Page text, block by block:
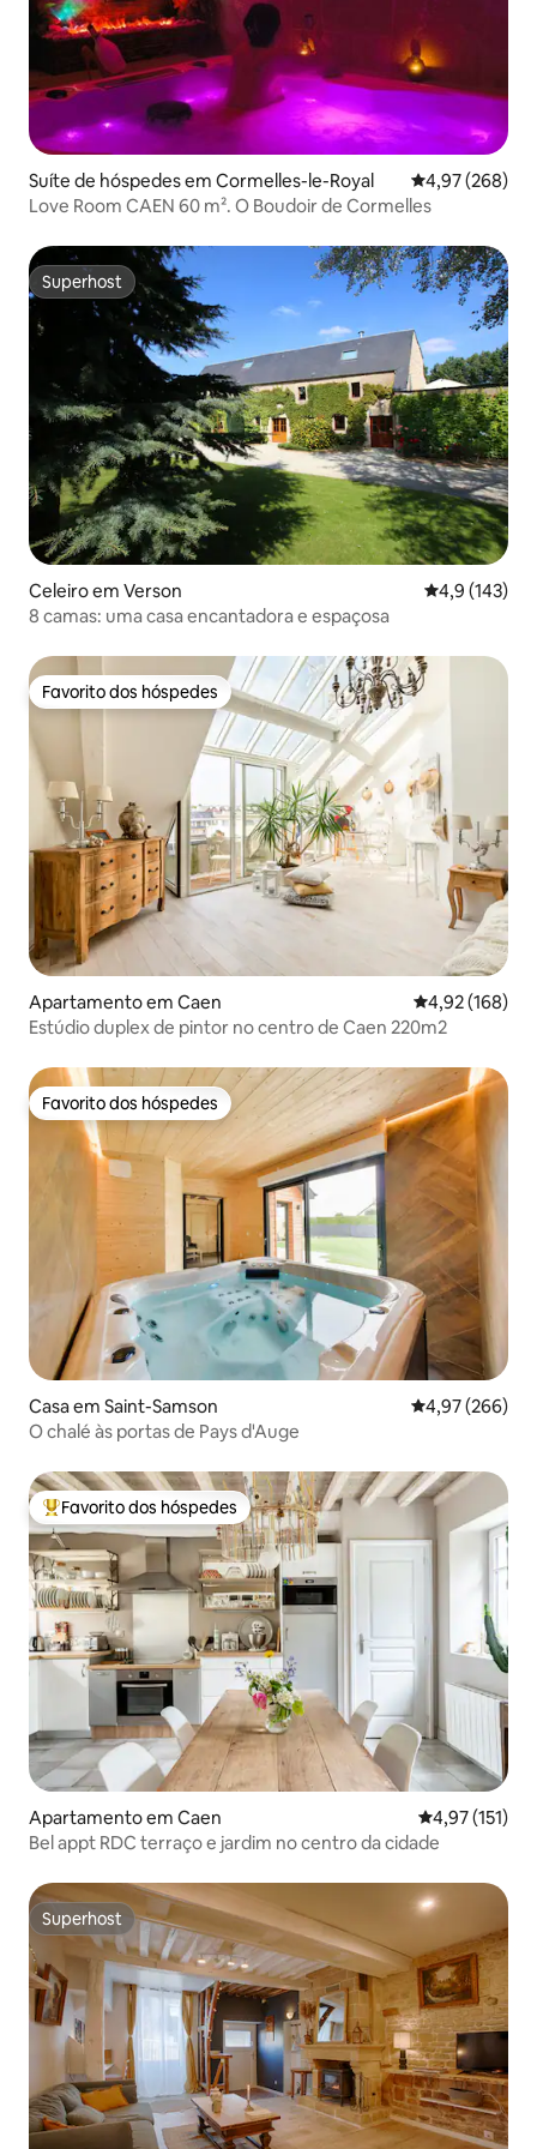
Suíte de hóspedes em Cormelles-le-Royal Classificação
4,97 (268)
Love Room CAEN 60 m². O Boudoir de Cormelles
Superhost
Superhost
Celeiro em Verson Classificação
4,9 (143)
8 camas: uma casa encantadora e espaçosa
Favorito dos hóspedes
Favorito dos hóspedes
Apartamento em Caen Classificação
4,92 (168)
Estúdio duplex de pintor no centro de Caen 220m2
Favorito dos hóspedes
Favorito dos hóspedes
Casa em Saint-Samson Classificação
4,97 (266)
O chalé às portas de Pays d'Auge
Favoritos dos hóspedes mais apreciados
Favorito dos hóspedes
Apartamento em Caen Classificação
4,97 (151)
Bel appt RDC terraço e jardim no centro da cidade
Superhost
Superhost